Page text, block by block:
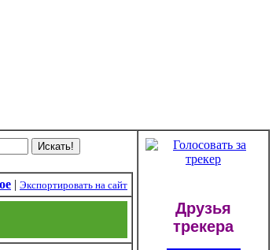
| Экспортировать на сайт
Друзья
трекера